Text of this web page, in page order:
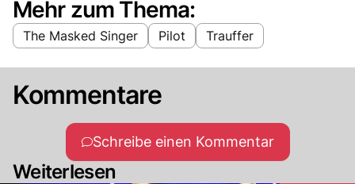
Mehr zum Thema:
The Masked Singer Pilot Trauffer
Kommentare
Schreibe einen Kommentar
Weiterlesen